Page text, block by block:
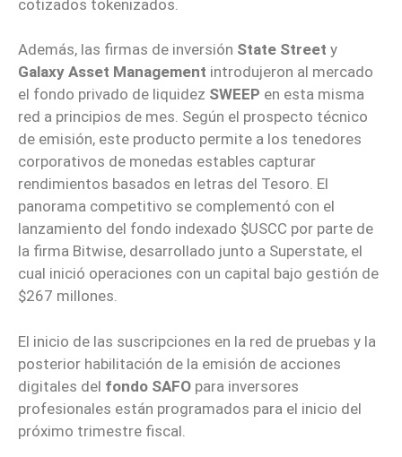
cotizados tokenizados.
Además, las firmas de inversión State Street y
Galaxy Asset Management introdujeron al mercado
el fondo privado de liquidez SWEEP en esta misma
red a principios de mes. Según el prospecto técnico
de emisión, este producto permite a los tenedores
corporativos de monedas estables capturar
rendimientos basados en letras del Tesoro. El
panorama competitivo se complementó con el
lanzamiento del fondo indexado $USCC por parte de
la firma Bitwise, desarrollado junto a Superstate, el
cual inició operaciones con un capital bajo gestión de
$267 millones.
El inicio de las suscripciones en la red de pruebas y la
posterior habilitación de la emisión de acciones
digitales del fondo SAFO para inversores
profesionales están programados para el inicio del
próximo trimestre fiscal.